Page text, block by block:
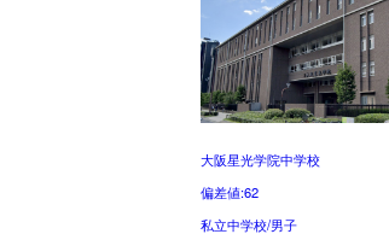
大阪星光学院中学校
偏差値:62
私立中学校/男子